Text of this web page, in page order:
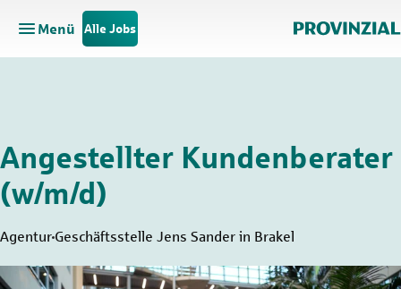
Zum Hauptinhalt springen
Zur Navigation springen
Menü
Hauptnavigation öffnen
Alle Jobs
Angestellter Kundenberater
(w/m/d)
Agentur Geschäftsstelle Jens Sander in Brakel